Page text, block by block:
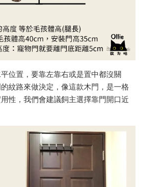
位置，要靠左靠右或是置中都沒關
紋路來做決定，像這款木門，是一格
性，我們會建議飼主選擇靠門開口近